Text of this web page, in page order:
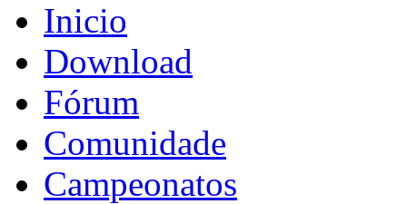
Inicio
Download
Fórum
Comunidade
Campeonatos